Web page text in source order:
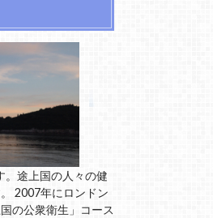
途上国の人々の健
2007年にロンドン
の公衆衛生」コース